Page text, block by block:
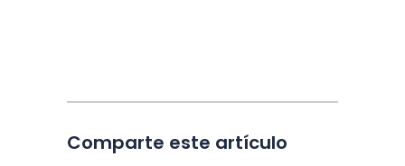
Comparte este artículo